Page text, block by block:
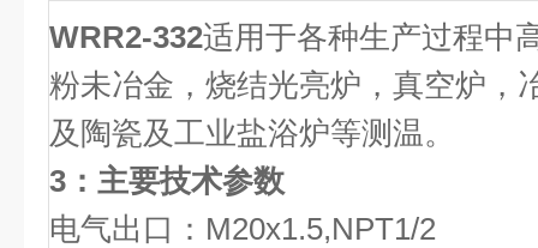
WRR2-332适用于各种生产过程中
粉未冶金，烧结光亮炉，真空炉，
及陶瓷及工业盐浴炉等测温。
3：主要技术参数
电气出口：M20x1.5,NPT1/2